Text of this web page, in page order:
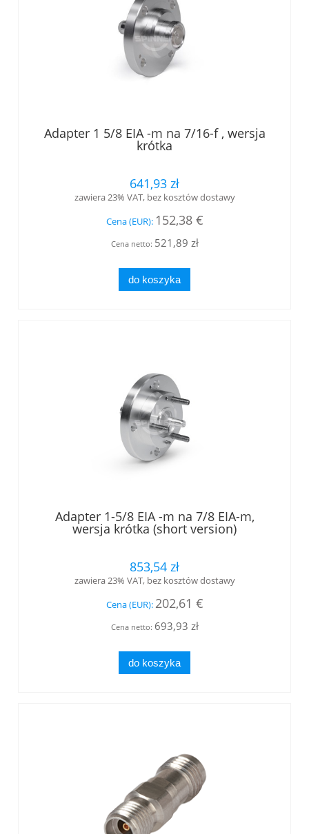
Adapter 1 5/8 EIA -m na 7/16-f , wersja
krótka
641,93 zł
zawiera 23% VAT, bez kosztów dostawy
Cena (EUR): 152,38 €
Cena netto: 521,89 zł
do koszyka
Adapter 1-5/8 EIA -m na 7/8 EIA-m,
wersja krótka (short version)
853,54 zł
zawiera 23% VAT, bez kosztów dostawy
Cena (EUR): 202,61 €
Cena netto: 693,93 zł
do koszyka